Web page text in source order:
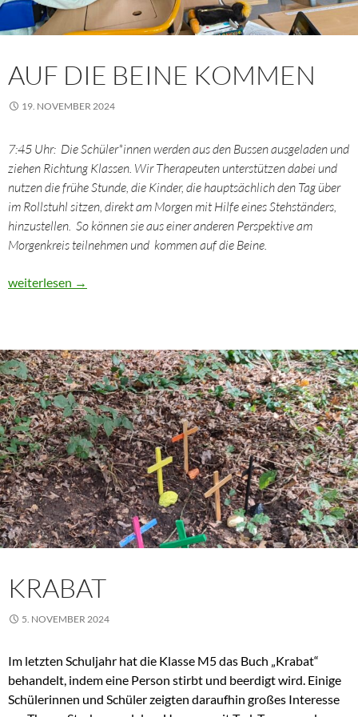
AUF DIE BEINE KOMMEN
19. NOVEMBER 2024
7:45 Uhr: Die Schüler*innen werden aus den Bussen ausgeladen und
ziehen Richtung Klassen. Wir Therapeuten unterstützen dabei und
nutzen die frühe Stunde, die Kinder, die hauptsächlich den Tag über
im Rollstuhl sitzen, direkt am Morgen mit Hilfe eines Stehständers,
hinzustellen. So können sie aus einer anderen Perspektive am
Morgenkreis teilnehmen und kommen auf die Beine.
Auf die Beine kommen
weiterlesen →
KRABAT
5. NOVEMBER 2024
Im letzten Schuljahr hat die Klasse M5 das Buch „Krabat“
behandelt, indem eine Person stirbt und beerdigt wird. Einige
Schülerinnen und Schüler zeigten daraufhin großes Interesse